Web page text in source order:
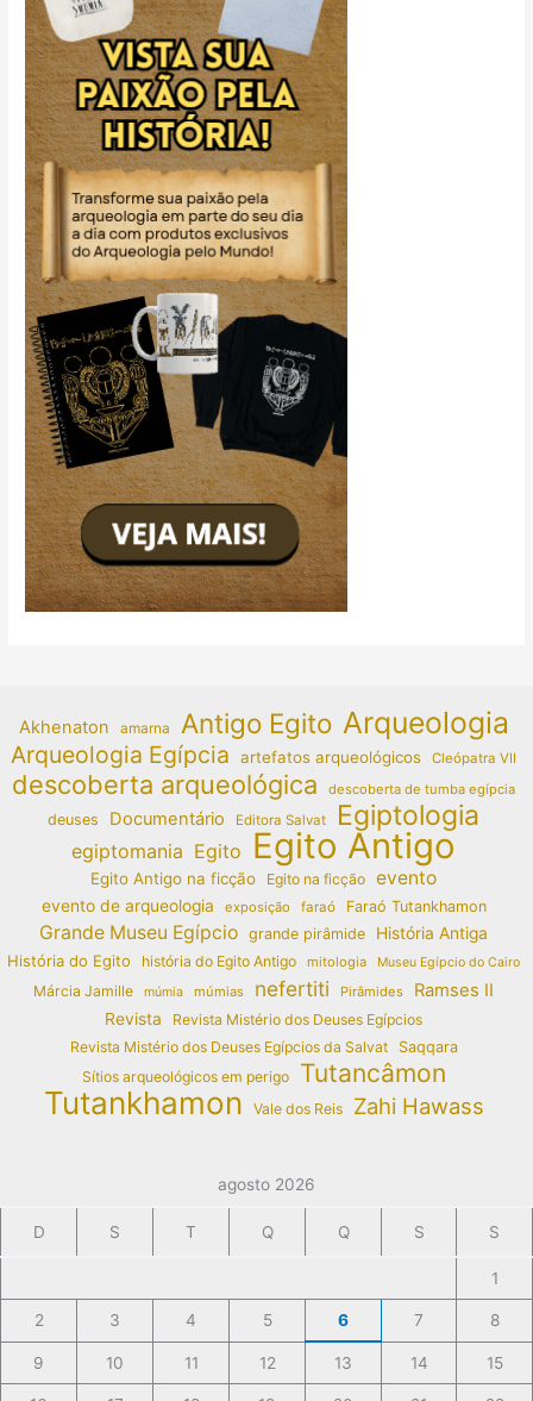
Akhenaton amarna Antigo Egito Arqueologia
Arqueologia Egípcia artefatos arqueológicos Cleópatra VII
descoberta arqueológica descoberta de tumba egípcia
deuses Documentário Editora Salvat Egiptologia
egiptomania Egito Egito Antigo
Egito Antigo na ficção Egito na ficção evento
evento de arqueologia exposição faraó Faraó Tutankhamon
Grande Museu Egípcio grande pirâmide
História Antiga
História do Egito
história do Egito Antigo mitologia Museu Egípcio do Cairo
Márcia Jamille múmia múmias nefertiti Pirâmides Ramses II
Revista
Revista Mistério dos Deuses Egípcios
Revista Mistério dos Deuses Egípcios da Salvat
Saqqara
Sítios arqueológicos em perigo
Tutancâmon
Tutankhamon Vale dos Reis Zahi Hawass
agosto 2026
D S T Q Q S S
1
2 3 4 5 6 7 8
9 10 11 12 13 14 15